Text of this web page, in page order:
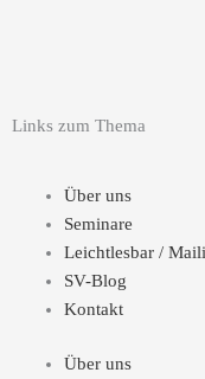
o
u
t
u
b
i
k
e
d
g
Links zum Thema
Über uns
Seminare
Leichtlesbar /
SV-Blog
Kontakt
Über uns